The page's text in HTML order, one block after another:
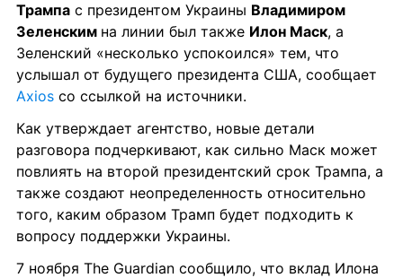
Трампа с президентом Украины Владимиром
Зеленским на линии был также Илон Маск, а
Зеленский «несколько успокоился» тем, что
Axios со ссылкой на источники.
Как утверждает агентство, новые детали
разговора подчеркивают, как сильно Маск может
повлиять на второй президентский срок Трампа, а
также создают неопределенность относительно
того, каким образом Трамп будет подходить к
вопросу поддержки Украины.
7 ноября The Guardian сообщило, что вклад Илона